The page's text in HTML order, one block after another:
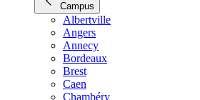
Campus
Albertville
Angers
Annecy
Bordeaux
Brest
Caen
Chambéry